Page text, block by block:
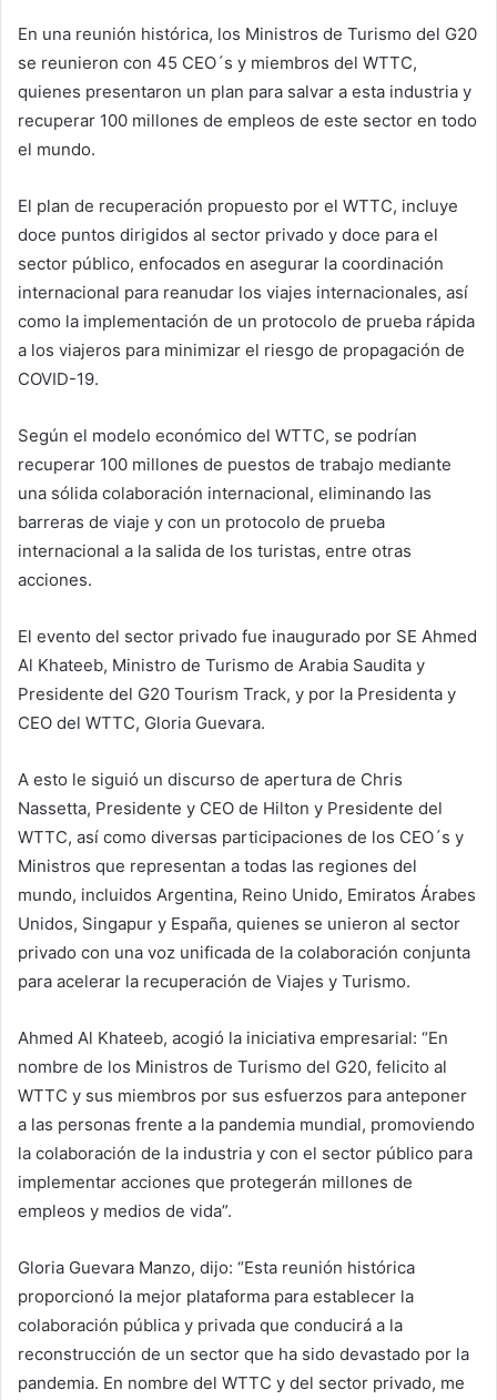
En una reunión histórica, los Ministros de Turismo del G20
se reunieron con 45 CEO´s y miembros del WTTC,
quienes presentaron un plan para salvar a esta industria y
recuperar 100 millones de empleos de este sector en todo
el mundo.
El plan de recuperación propuesto por el WTTC, incluye
doce puntos dirigidos al sector privado y doce para el
sector público, enfocados en asegurar la coordinación
internacional para reanudar los viajes internacionales, así
como la implementación de un protocolo de prueba rápida
a los viajeros para minimizar el riesgo de propagación de
COVID-19.
Según el modelo económico del WTTC, se podrían
recuperar 100 millones de puestos de trabajo mediante
una sólida colaboración internacional, eliminando las
barreras de viaje y con un protocolo de prueba
internacional a la salida de los turistas, entre otras
acciones.
El evento del sector privado fue inaugurado por SE Ahmed
Al Khateeb, Ministro de Turismo de Arabia Saudita y
Presidente del G20 Tourism Track, y por la Presidenta y
CEO del WTTC, Gloria Guevara.
A esto le siguió un discurso de apertura de Chris
Nassetta, Presidente y CEO de Hilton y Presidente del
WTTC, así como diversas participaciones de los CEO´s y
Ministros que representan a todas las regiones del
mundo, incluidos Argentina, Reino Unido, Emiratos Árabes
Unidos, Singapur y España, quienes se unieron al sector
privado con una voz unificada de la colaboración conjunta
para acelerar la recuperación de Viajes y Turismo.
Ahmed Al Khateeb, acogió la iniciativa empresarial: “En
nombre de los Ministros de Turismo del G20, felicito al
WTTC y sus miembros por sus esfuerzos para anteponer
a las personas frente a la pandemia mundial, promoviendo
la colaboración de la industria y con el sector público para
implementar acciones que protegerán millones de
empleos y medios de vida”.
Gloria Guevara Manzo, dijo: “Esta reunión histórica
proporcionó la mejor plataforma para establecer la
colaboración pública y privada que conducirá a la
reconstrucción de un sector que ha sido devastado por la
pandemia. En nombre del WTTC y del sector privado, me